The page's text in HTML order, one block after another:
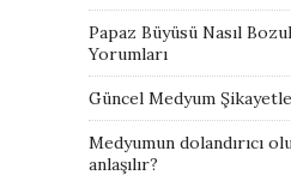
Papaz Büyüsü Nasıl
Yorumları
Güncel Medyum
Medyumun dolandırıcı
anlaşılır?